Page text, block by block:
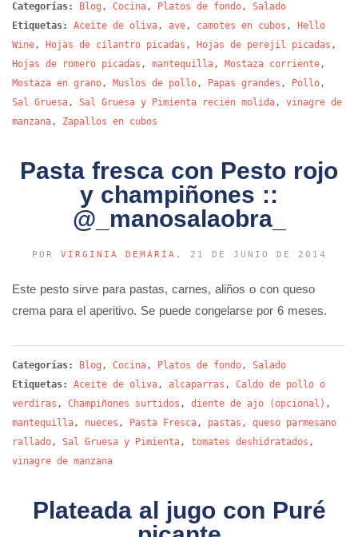
Categorías: Blog , Cocina, Platos de fondo, Salado
Etiquetas:
Aceite de oliva, ave, camotes en cubos ,
Hello
Wine, Hojas de cilantro picadas , Hojas de perejil picadas ,
Hojas de romero picadas , mantequilla, Mostaza corriente,
Mostaza en grano, Muslos de pollo, Papas grandes , Pollo,
Sal Gruesa, Sal Gruesa y Pimienta recién molida, vinagre de
manzana, Zapallos en cubos
Pasta fresca con Pesto rojo
y champiñones ::
@_manosalaobra_
POR VIRGINIA DEMARÍA , 21 DE JUNIO DE 2014
Este pesto sirve para pastas, carnes, aliños o con queso
crema para el aperitivo. Se puede congelarse por 6 meses.
Categorías: Blog , Cocina, Platos de fondo, Salado
Etiquetas:
Aceite de oliva, alcaparras , Caldo de pollo o
verdiras , Champiñones surtidos , diente de ajo (opcional) ,
mantequilla, nueces , Pasta Fresca, pastas , queso parmesano
rallado, Sal Gruesa y Pimienta, tomates deshidratados ,
vinagre de manzana
Plateada al jugo con Puré